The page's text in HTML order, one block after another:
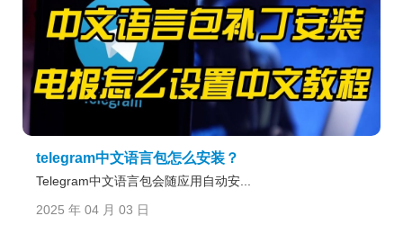
telegram中文语言包怎么安装？
Telegram中文语言包会随应用自动安...
2025 年 04 月 03 日